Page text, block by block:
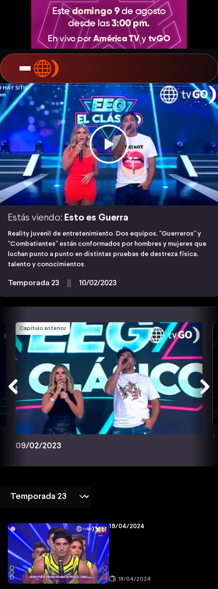
Estás viendo: Esto es Guerra
Reality juvenil de entretenimiento. Dos equipos, "Guerreros" y
"Combatientes" están conformados por hombres y mujeres que
luchan punto a punto en distintas pruebas de destreza física,
talento y conocimientos.
Temporada 23 10/02/2023
Capítulo anterior
09/02/2023
18/04/2024
18/04/2024